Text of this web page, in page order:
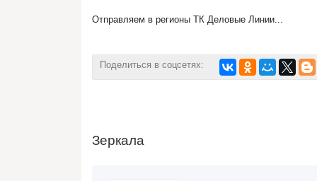
Отправляем в регионы ТК Деловые Линии...
Поделиться в соцсетях:
Зеркала